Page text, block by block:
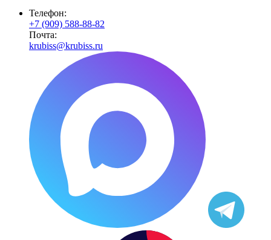
Телефон:
+7 (909) 588-88-82
Почта:
krubiss@krubiss.ru